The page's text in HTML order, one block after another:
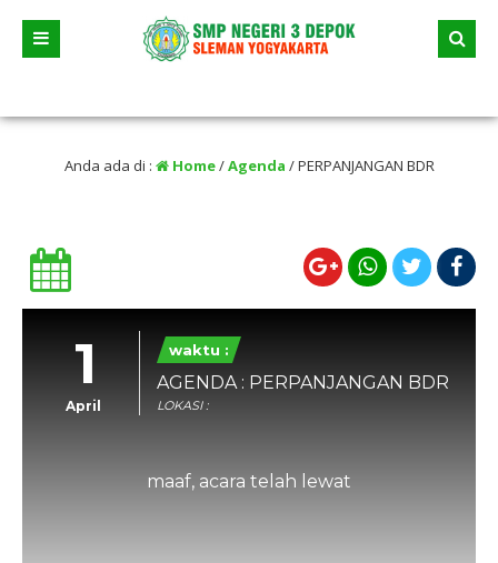
selama liburan
Anda ada di : Home/Agenda /PERPANJANGAN BDR
1
April
waktu :
AGENDA : PERPANJANGAN BDR
LOKASI :
maaf, acara telah lewat